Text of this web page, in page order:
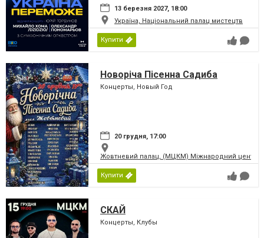
13 березня 2027, 18:00
Україна, Національний палац мистецтв
Купити
Новоріча Пісенна Садиба
Концерты, Новый Год
20 грудня, 17:00
Жовтневий палац, (МЦКМ) Міжнародний центр
Купити
СКАЙ
Концерты, Клубы